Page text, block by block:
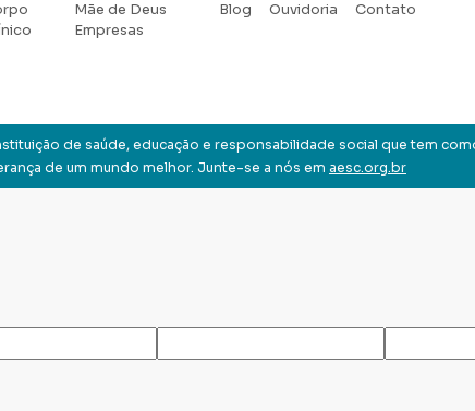
Mãe de Deus
Empresas
Blog Ouvidoria Contato
de saúde, educação e responsabilidade social que tem
de um mundo melhor. Junte-se a nós em aesc.org.br